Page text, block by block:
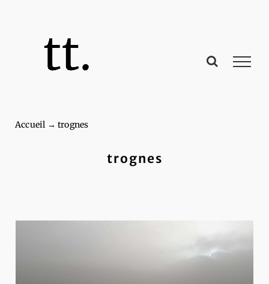
Accueil → trognes
trognes